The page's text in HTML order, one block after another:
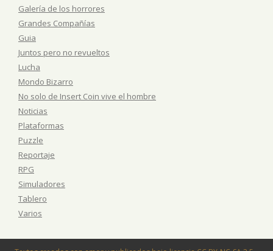
Galería de los horrores
Grandes Compañías
Guia
Juntos pero no revueltos
Lucha
Mondo Bizarro
No solo de Insert Coin vive el hombre
Noticias
Plataformas
Puzzle
Reportaje
RPG
Simuladores
Tablero
Varios